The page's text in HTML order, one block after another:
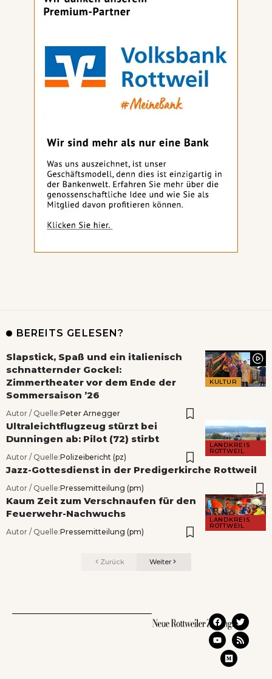
BEREITS GELESEN?
KULTUR
Slapstick, Spaß und ein italienisch
schnatternder Gockel:
Zimmertheater vor dem Ende der
Sommersaison ’26
Autor / Quelle:Peter Arnegger
LANDKREIS
ROTTWEIL
Ultraleichtflugzeug stürzt bei
Dunningen ab: Pilot (72) stirbt
Autor / Quelle:Polizeibericht (pz)
Jazz-Gottesdienst in der Predigerkirche Rottweil
Autor / Quelle:Pressemitteilung (pm)
LANDKREIS
ROTTWEIL
Kaum Zeit zum Verschnaufen für den
Feuerwehr-Nachwuchs
Autor / Quelle:Pressemitteilung (pm)
Zurück Weiter